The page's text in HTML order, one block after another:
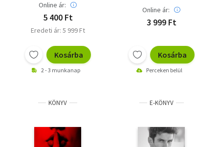
Online ár:
5 400 Ft
Eredeti ár: 5 999 Ft
Kosárba
2 - 3 munkanap
Online ár:
3 999 Ft
Kosárba
Perceken belül
KÖNYV E-KÖNYV